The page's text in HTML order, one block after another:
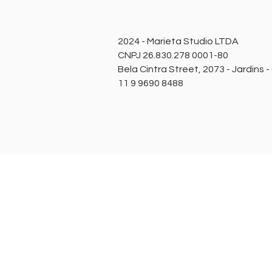
2024 - Marieta Studio LTDA
CNPJ 26.830.278 0001-80
Bela Cintra Street, 2073 - Jardins -
11 9 9690 8488